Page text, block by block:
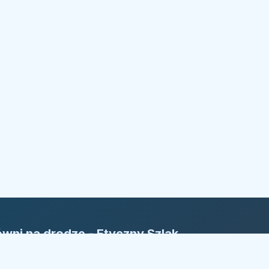
na drodze - Etyczny Szlak